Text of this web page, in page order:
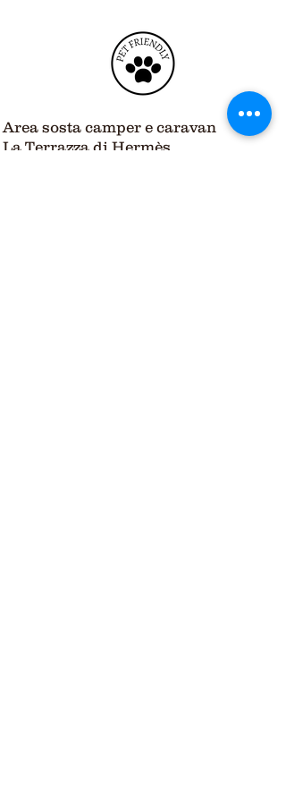
Area sosta camper e caravan
La Terrazza di Hermès